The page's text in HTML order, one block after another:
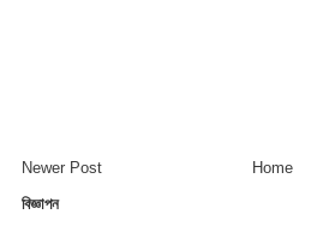
Newer Post
Home
বিজ্ঞাপন